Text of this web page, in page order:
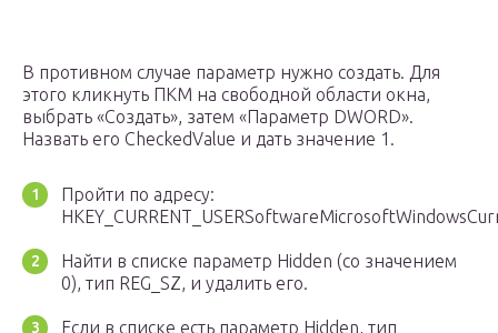
В противном случае параметр нужно создать. Для
этого кликнуть ПКМ на свободной области окна,
выбрать «Создать», затем «Параметр DWORD».
Назвать его CheckedValue и дать значение 1.
Пройти по адресу:
Найти в списке параметр Hidden (со значением
0), тип REG_SZ, и удалить его.
Если в списке есть параметр Hidden, тип